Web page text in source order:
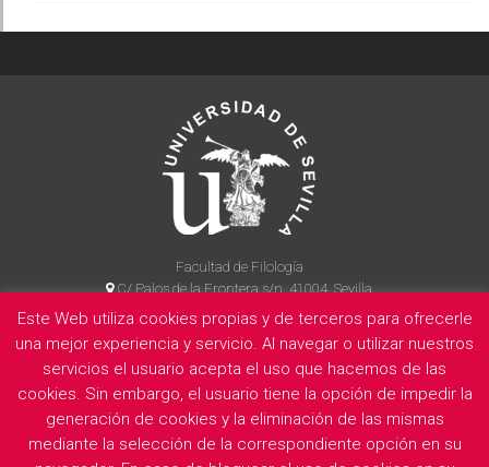
Facultad de Filología
C/ Palos de la Frontera s/n, 41004, Sevilla
954 55 14 90
La Facultad Información legal Politica de privacidad Cookies
E
Este Web utiliza cookies propias y de terceros para ofrecerle
una mejor experiencia y servicio. Al navegar o utilizar nuestros
servicios el usuario acepta el uso que hacemos de las
cookies. Sin embargo, el usuario tiene la opción de impedir la
generación de cookies y la eliminación de las mismas
mediante la selección de la correspondiente opción en su